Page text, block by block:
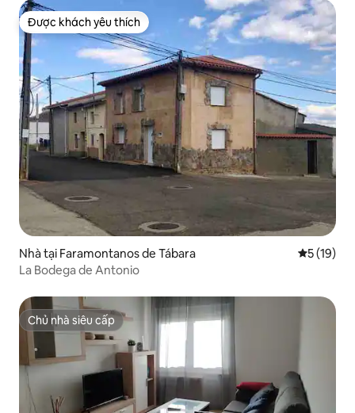
Được khách yêu thích
Được khách yêu thích
Nhà tại Faramontanos de Tábara Xếp hạng
5 (19)
La Bodega de Antonio
Chủ nhà siêu cấp
Chủ nhà siêu cấp